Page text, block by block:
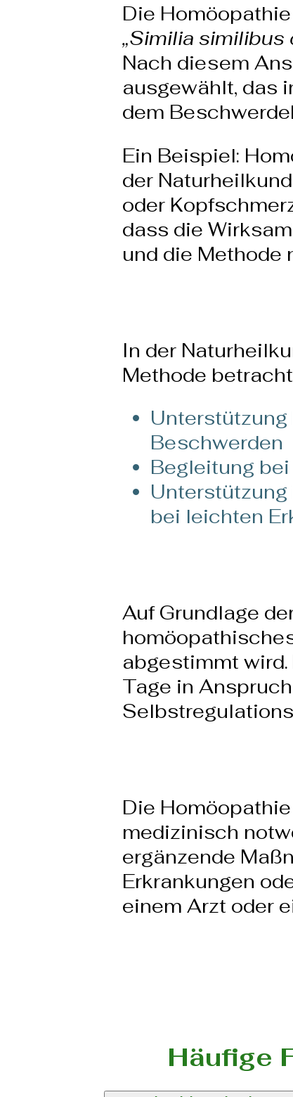
Die
„Similia similibus
Nach diesem
ausgewählt, das
dem
Ein Beispiel:
der
oder
dass die
und die Methode
In der
Methode
Beschwerden
Begleitung
bei leichten
Auf Grundlage
abgestimmt
Tage in
Die
medizinisch
ergänzende
Erkrankungen
einem Arzt oder
Häufige